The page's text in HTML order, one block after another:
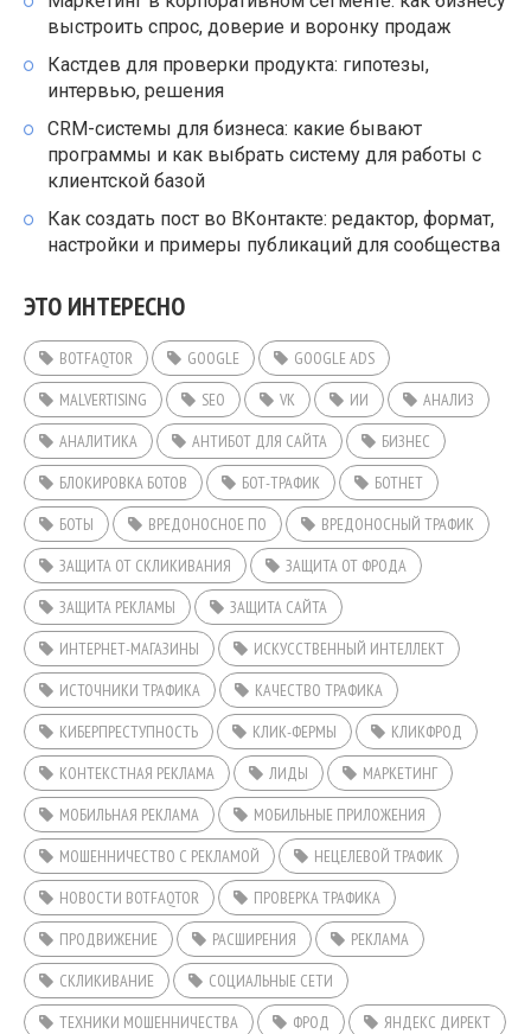
выстроить спрос, доверие и воронку продаж
Кастдев для проверки продукта: гипотезы,
интервью, решения
CRM-системы для бизнеса: какие бывают
программы и как выбрать систему для работы с
клиентской базой
Как создать пост во ВКонтакте: редактор, формат,
настройки и примеры публикаций для сообщества
ЭТО ИНТЕРЕСНО
BOTFAQTOR GOOGLE
GOOGLE ADS
MALVERTISING
SEO VK ИИ
АНАЛИЗ
АНАЛИТИКА
АНТИБОТ ДЛЯ САЙТА
БИЗНЕС
БЛОКИРОВКА БОТОВ
БОТ-ТРАФИК
БОТНЕТ
БОТЫ
ВРЕДОНОСНОЕ ПО
ВРЕДОНОСНЫЙ ТРАФИК
ЗАЩИТА ОТ СКЛИКИВАНИЯ
ЗАЩИТА ОТ ФРОДА
ЗАЩИТА РЕКЛАМЫ
ЗАЩИТА САЙТА
ИНТЕРНЕТ-МАГАЗИНЫ
ИСКУССТВЕННЫЙ ИНТЕЛЛЕКТ
ИСТОЧНИКИ ТРАФИКА
КАЧЕСТВО ТРАФИКА
КИБЕРПРЕСТУПНОСТЬ
КЛИК-ФЕРМЫ
КЛИКФРОД
КОНТЕКСТНАЯ РЕКЛАМА
ЛИДЫ
МАРКЕТИНГ
МОБИЛЬНАЯ РЕКЛАМА
МОБИЛЬНЫЕ ПРИЛОЖЕНИЯ
МОШЕННИЧЕСТВО С РЕКЛАМОЙ
НЕЦЕЛЕВОЙ ТРАФИК
НОВОСТИ BOTFAQTOR
ПРОВЕРКА ТРАФИКА
ПРОДВИЖЕНИЕ
РАСШИРЕНИЯ
РЕКЛАМА
СКЛИКИВАНИЕ
СОЦИАЛЬНЫЕ СЕТИ
ТЕХНИКИ МОШЕННИЧЕСТВА
ФРОД ЯНДЕКС ДИРЕКТ